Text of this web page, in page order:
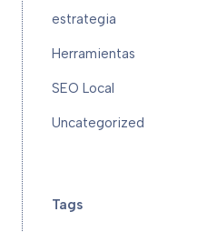
estrategia
Herramientas
SEO Local
Uncategorized
Tags